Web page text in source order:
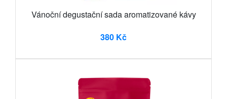
Vánoční degustační sada aromatizované kávy
380 Kč